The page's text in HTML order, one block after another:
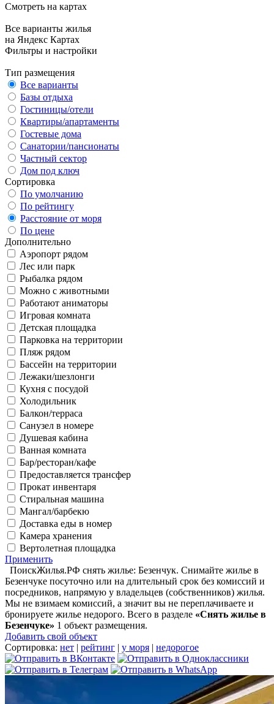
Смотреть на картах
Все варианты жилья
на Яндекс Картах
Фильтры и настройки
Тип размещения
Все варианты
Базы отдыха
Гостиницы/отели
Квартиры/апартаменты
Гостевые дома
Санатории/пансионаты
Частный сектор
Дом под ключ
Сортировка
По умолчанию
По рейтингу
Расстояние от моря
По цене
Дополнительно
Аэропорт рядом
Лес или парк
Рыбалка рядом
Можно с животными
Работают аниматоры
Игровая комната
Детская площадка
Парковка на территории
Пляж рядом
Бассейн на территории
Лежаки/шезлонги
Кухня с посудой
Холодильник
Балкон/терраса
Санузел в номере
Душевая кабина
Ванная комната
Бар/ресторан/кафе
Предоставляется трансфер
Прокат инвентаря
Стиральная машина
Мангал/барбекю
Доставка еды в номер
Камера хранения
Вертолетная площадка
Применить
ПоискЖилья.РФ снять жилье: Безенчук. Снимайте жилье в
Безенчуке посуточно или на длительный срок без комиссий и
посредников, напрямую у владельцев (собственников) жилья.
Мы не взимаем комиссий, а значит вы не переплачиваете и
бронируете жилье недорого. Всего в разделе «Снять жилье в
Безенчуке» 1 объект размещения.
Добавить свой объект
Сортировка: нет | рейтинг | у моря | недорогое